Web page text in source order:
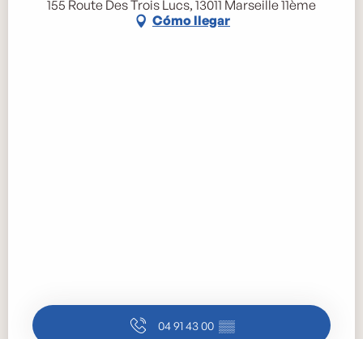
155 Route Des Trois Lucs, 13011 Marseille 11ème
Cómo llegar
04 91 43 00 ▒▒